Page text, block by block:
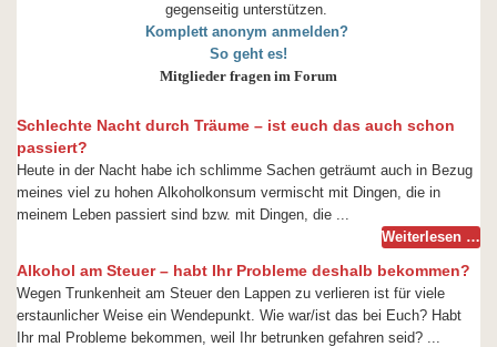
gegenseitig unterstützen.
Komplett anonym anmelden?
So geht es!
Mitglieder fragen im Forum
Schlechte Nacht durch Träume – ist euch das auch schon
passiert?
Heute in der Nacht habe ich schlimme Sachen geträumt auch in Bezug
meines viel zu hohen Alkoholkonsum vermischt mit Dingen, die in
meinem Leben passiert sind bzw. mit Dingen, die ...
Weiterlesen …
Alkohol am Steuer – habt Ihr Probleme deshalb bekommen?
Wegen Trunkenheit am Steuer den Lappen zu verlieren ist für viele
erstaunlicher Weise ein Wendepunkt. Wie war/ist das bei Euch? Habt
Ihr mal Probleme bekommen, weil Ihr betrunken gefahren seid? ...